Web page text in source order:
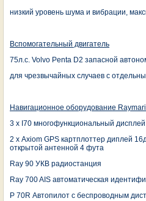
низкий уровень шума и вибрации,
Вспомогательный двигатель
75л.с. Volvo Penta D2 запасной
для чрезвычайных случаев с
Навигационное оборудование
3 х I70 многофункциональный
2 х Axiom GPS картплоттер диплей
открытой антенной 4 фута
Ray 90 УКВ радиостанция
Ray 700 AIS автоматическая
P 70R Автопилот c беспроводным